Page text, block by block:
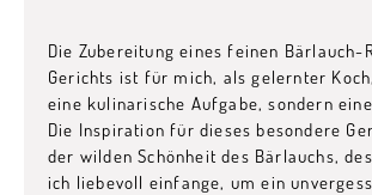
Die Zubereitung eines feinen Bärlauch-
Gerichts ist für mich, als gelernter
eine kulinarische Aufgabe, sondern
Die Inspiration für dieses besondere
der wilden Schönheit des Bärlauchs,
ich liebevoll einfange, um ein